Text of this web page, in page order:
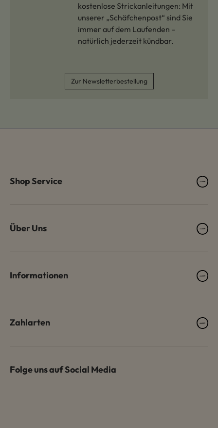
kostenlose Strickanleitungen: Mit
unserer „Schäfchenpost“ sind Sie
immer auf dem Laufenden –
natürlich jederzeit kündbar.
Zur Newsletterbestellung
Shop Service
Über Uns
Informationen
Zahlarten
Folge uns auf Social Media